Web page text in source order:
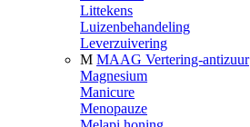
Littekens
Luizenbehandeling
Leverzuivering
M MAAG Vertering-antizuur
Magnesium
Manicure
Menopauze